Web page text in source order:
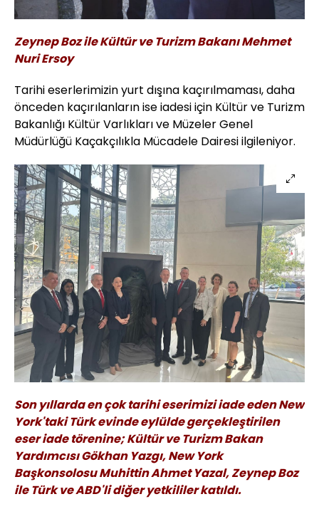
Zeynep Boz ile Kültür ve Turizm Bakanı Mehmet
Nuri Ersoy
Tarihi eserlerimizin yurt dışına kaçırılmaması, daha
önceden kaçırılanların ise iadesi için Kültür ve Turizm
Bakanlığı Kültür Varlıkları ve Müzeler Genel
Müdürlüğü Kaçakçılıkla Mücadele Dairesi ilgileniyor.
Son yıllarda en çok tarihi eserimizi iade eden New
York'taki Türk evinde eylülde gerçekleştirilen
eser iade törenine; Kültür ve Turizm Bakan
Yardımcısı Gökhan Yazgı, New York
Başkonsolosu Muhittin Ahmet Yazal, Zeynep Boz
ile Türk ve ABD'li diğer yetkililer katıldı.